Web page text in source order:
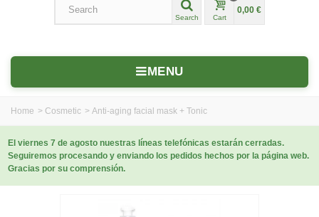
Search Cart
0,00 €
MENU
Home > Cosmetic > Anti-aging facial mask + Tonic
El viernes 7 de agosto nuestras líneas telefónicas estarán cerradas.
Seguiremos procesando y enviando los pedidos hechos por la página web.
Gracias por su comprensión.